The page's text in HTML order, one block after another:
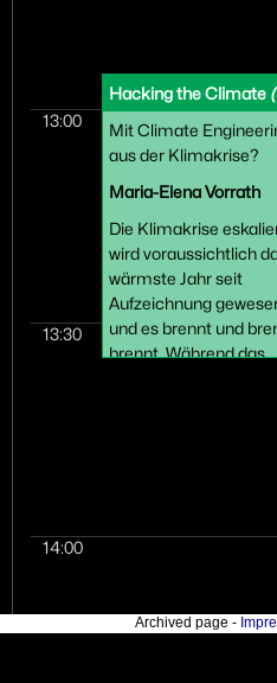
13:00
13:30
14:00
Hacking the Climate
Mit Climate
aus der Klimakrise?
Maria-Elena Vorrath
Die Klimakrise
wird voraussichtlich
wärmste Jahr seit
Aufzeichnung
und es brennt und
brennt. Während das
Aber können wir das
Archived page -